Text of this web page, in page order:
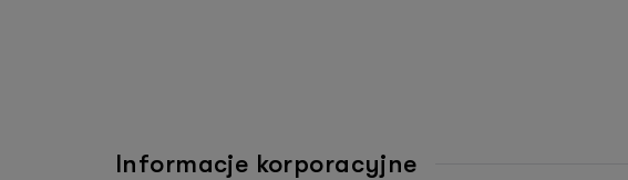
Informacje korporacyjne